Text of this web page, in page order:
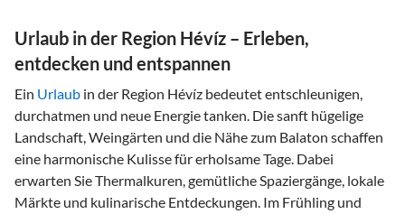
Urlaub in der Region Hévíz – Erleben,
entdecken und entspannen
Ein Urlaub in der Region Hévíz bedeutet entschleunigen,
durchatmen und neue Energie tanken. Die sanft hügelige
Landschaft, Weingärten und die Nähe zum Balaton schaffen
eine harmonische Kulisse für erholsame Tage. Dabei
erwarten Sie Thermalkuren, gemütliche Spaziergänge, lokale
Märkte und kulinarische Entdeckungen. Im Frühling und